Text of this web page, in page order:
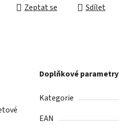
Zeptat se Sdílet
Doplňkové parametry
Kategorie
EAN